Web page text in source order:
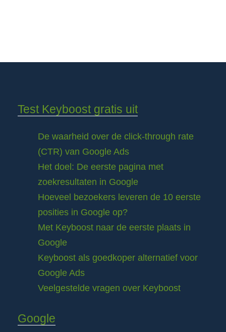
Test Keyboost gratis uit
De waarheid over de click-through rate
(CTR) van Google Ads
Het doel: De eerste pagina met
zoekresultaten in Google
Hoeveel bezoekers leveren de 10 eerste
posities in Google op?
Met Keyboost naar de eerste plaats in
Google
Keyboost als goedkoper alternatief voor
Google Ads
Veelgestelde vragen over Keyboost
Google